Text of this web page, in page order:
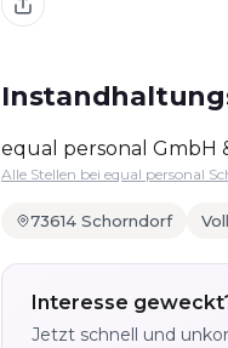
equal personal GmbH
Alle Stellen bei equal personal
73614 Schorndorf
Interesse
Jetzt schnell und